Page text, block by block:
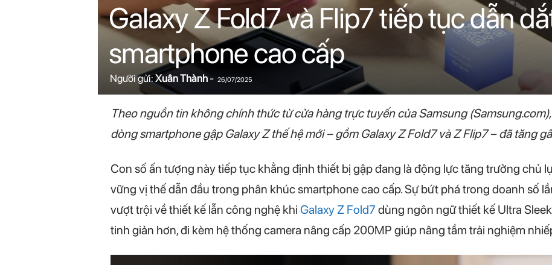
m
Galaxy Z Fold7 và Flip7 tiếp tục dẫn
smartphone cao cấp
Người gửi:Xuân Thành- 26/07/2025
Theo nguồn tin không chính thức từ cửa hàng trực tuyến của Samsung
dòng smartphone gập Galaxy Z thế hệ mới – gồm Galaxy Z Fold7 và Z Flip7 – đã tăng
Con số ấn tượng này tiếp tục khẳng định thiết bị gập đang là động lực tăng trưởng chủ
vững vị thế dẫn đầu trong phân khúc smartphone cao cấp. Sự bứt phá trong doanh số
vượt trội về thiết kế lẫn công nghệ khi Galaxy Z Fold7 dùng ngôn ngữ thiết kế Ultra
tinh giản hơn, đi kèm hệ thống camera nâng cấp 200MP giúp nâng tầm trải nghiệm